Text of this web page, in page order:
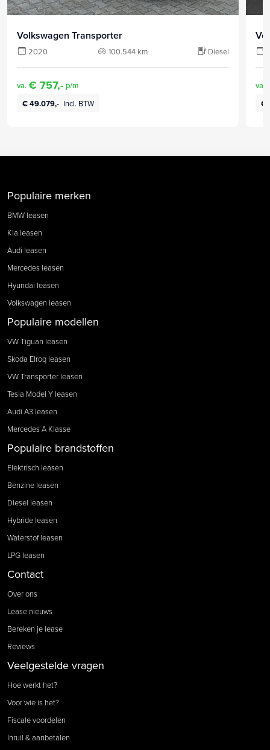
Volkswagen Transporter
2020 100.544 km Diesel
va. € 757,- p/m
€ 49.079,- Incl. BTW
va.
€
Populaire merken
BMW leasen
Kia leasen
Audi leasen
Mercedes leasen
Hyundai leasen
Volkswagen leasen
Populaire modellen
VW Tiguan leasen
Skoda Elroq leasen
VW Transporter leasen
Tesla Model Y leasen
Audi A3 leasen
Mercedes A Klasse
Populaire brandstoffen
Elektrisch leasen
Benzine leasen
Diesel leasen
Hybride leasen
Waterstof leasen
LPG leasen
Contact
Over ons
Lease nieuws
Bereken je lease
Reviews
Veelgestelde vragen
Hoe werkt het?
Voor wie is het?
Fiscale voordelen
Inruil & aanbetalen